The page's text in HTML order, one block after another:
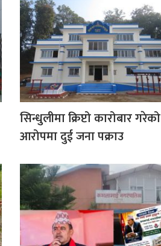
सिन्धुलीमा क्रिप्टो कारोबार गरेको
आरोपमा दुई जना पक्राउ